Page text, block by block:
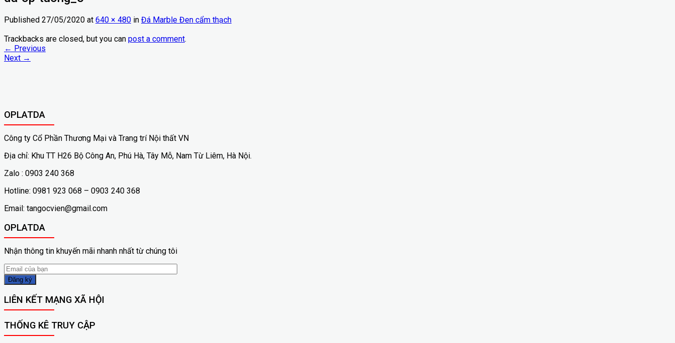
Published 27/05/2020 at 640 × 480 in Đá Marble Đen cẩm thạch
Trackbacks are closed, but you can post a comment.
← Previous
Next →
OPLATDA
Công ty Cổ Phần Thương Mại và Trang trí Nội thất VN
Địa chỉ: Khu TT H26 Bộ Công An, Phú Hà, Tây Mỗ, Nam Từ Liêm, Hà Nội.
Zalo : 0903 240 368
Hotline: 0981 923 068 – 0903 240 368
Email: tangocvien@gmail.com
OPLATDA
Nhận thông tin khuyến mãi nhanh nhất từ chúng tôi
LIÊN KẾT MẠNG XÃ HỘI
THỐNG KÊ TRUY CẬP